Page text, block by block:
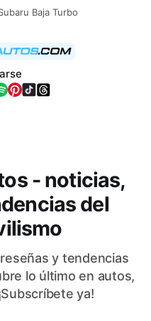
Baja Turbo
- noticias,
del
y tendencias
lo último en autos,
ya!